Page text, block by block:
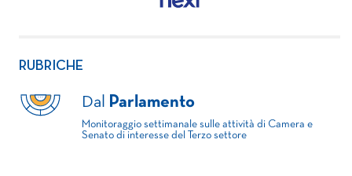
RUBRICHE
Dal Parlamento
Monitoraggio settimanale sulle attività di Camera e
Senato di interesse del Terzo settore